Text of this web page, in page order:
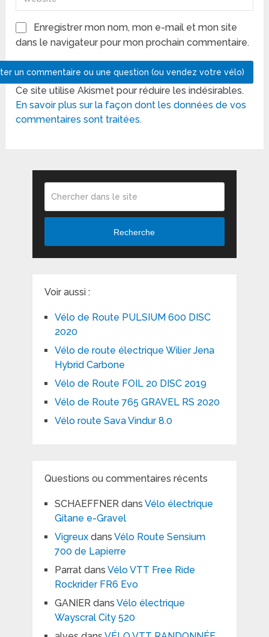
Enregistrer mon nom, mon e-mail et mon site
dans le navigateur pour mon prochain commentaire.
Ce site utilise Akismet pour réduire les indésirables.
En savoir plus sur la façon dont les données de vos
commentaires sont traitées.
Recherche
Voir aussi :
Vélo de Route PULSIUM 600 DISC
2020
Vélo de route électrique Wilier Jena
Hybrid Carbone
Vélo de Route FOIL 20 DISC 2019
Vélo de Route 765 GRAVEL RS 2020
Vélo route Sava Vindur 8.0
Questions ou commentaires récents
SCHAEFFNERdans Vélo électrique
Gitane e-Gravel
Vigreuxdans Vélo Route Sensium
700 de Lapierre
Parratdans Vélo VTT Free Ride
Rockrider FR6 Evo
GANIERdans Vélo électrique
Wayscral City 520